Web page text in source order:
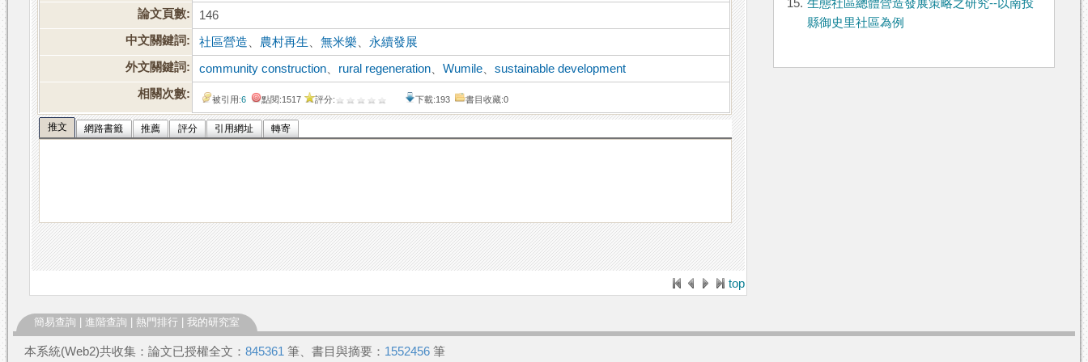
論文頁數:
146
中文關鍵詞:
社區營造 農村再生 、無米樂
永續發展
外文關鍵詞:
community construction rural regeneration 、Wumile 、sustainable development
相關次數:
被引用:6 點閱:1517 評分: 下載:193 書目收藏:0
推文 網路書籤 推薦 評分 引用網址 轉寄
top
15. 生態社區總體營造發展策略之研究--以南投
縣御史里社區為例
簡易查詢 進階查詢 熱門排行 我的研究室
本系統(Web2)共收集：論文已授權全文： 845361 筆、書目與摘要： 1552456 筆